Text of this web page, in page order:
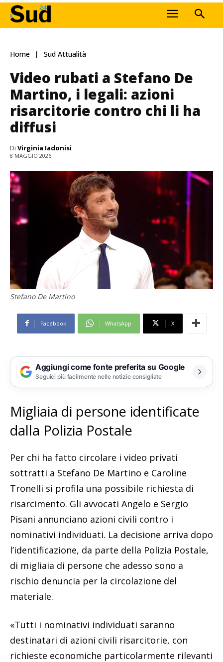
Home Sud Attualità
Video rubati a Stefano De
Martino, i legali: azioni
risarcitorie contro chi li ha
diffusi
Di Virginia Iadonisi
8 MAGGIO 2026
Stefano De Martino
Facebook WhatsApp X
Aggiungi come fonte preferita su Google
Seguici più facilmente nelle notizie consigliate
Migliaia di persone identificate
dalla Polizia Postale
Per chi ha fatto circolare i video privati
sottratti a Stefano De Martino e Caroline
Tronelli si profila una possibile richiesta di
risarcimento. Gli avvocati Angelo e Sergio
Pisani annunciano azioni civili contro i
nominativi individuati. La decisione arriva dopo
l’identificazione, da parte della Polizia Postale,
di migliaia di persone che adesso sono a
rischio denuncia per la circolazione del
materiale.
«Tutti i nominativi individuati saranno
destinatari di azioni civili risarcitorie, con
richieste economiche particolarmente rilevanti